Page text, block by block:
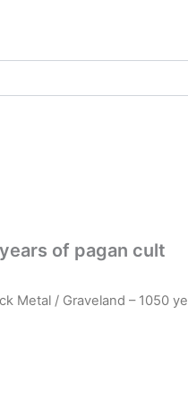
of pagan cult
Metal / Graveland – 1050